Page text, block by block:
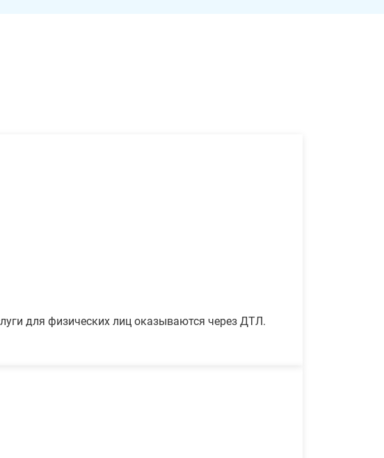
для физических лиц оказываются через ДТЛ.